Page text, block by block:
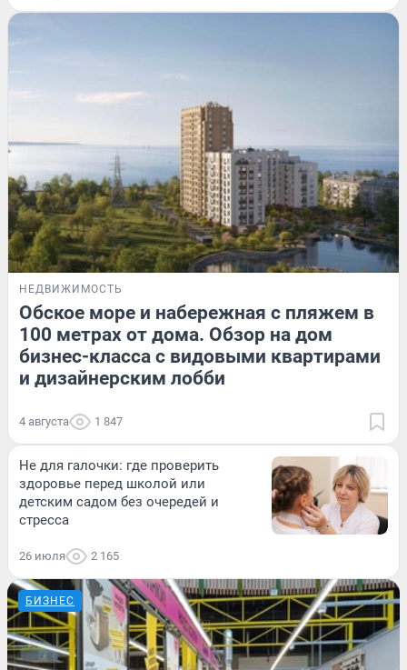
НЕДВИЖИМОСТЬ
Обское море и набережная с пляжем в
100 метрах от дома. Обзор на дом
бизнес-класса с видовыми квартирами
и дизайнерским лобби
4 августа 1 847
Не для галочки: где проверить
здоровье перед школой или
детским садом без очередей и
стресса
26 июля 2 165
БИЗНЕС